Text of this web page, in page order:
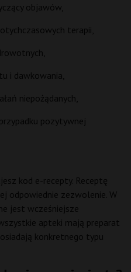
objawów,
terapii,
i dawkowania,
niepożądanych,
pozytywnej
kod e-recepty. Receptę
odpowiednie zezwolenie. W
jest wcześniejsze
apteki mają preparat
konkretnego typu